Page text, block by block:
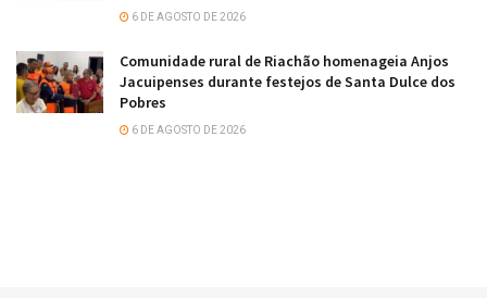
6 DE AGOSTO DE 2026
Comunidade rural de Riachão homenageia Anjos
Jacuipenses durante festejos de Santa Dulce dos
Pobres
6 DE AGOSTO DE 2026